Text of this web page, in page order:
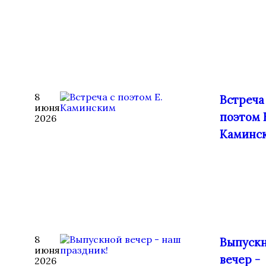
8
июня
2026
поэтом
8
июня
2026
вечер -